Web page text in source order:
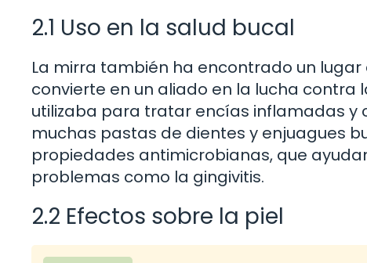
2.1 Uso en la salud bucal
La mirra también ha encontrado un
convierte en un aliado en la lucha contra
utilizaba para tratar encías inflamadas y
muchas pastas de dientes y enjuagues
propiedades antimicrobianas, que
problemas como la gingivitis.
2.2 Efectos sobre la piel